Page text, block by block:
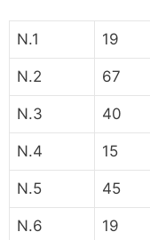
N.1 19
N.2 67
N.3 40
N.4 15
N.5 45
N.6 19